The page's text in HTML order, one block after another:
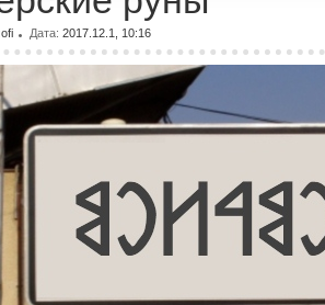
Дата: 2017.12.1, 10:16